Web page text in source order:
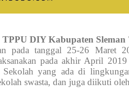
DIY Kabupaten
pada tanggal 25-26 Maret
pada akhir April
yang ada di
swasta, dan juga diikuti